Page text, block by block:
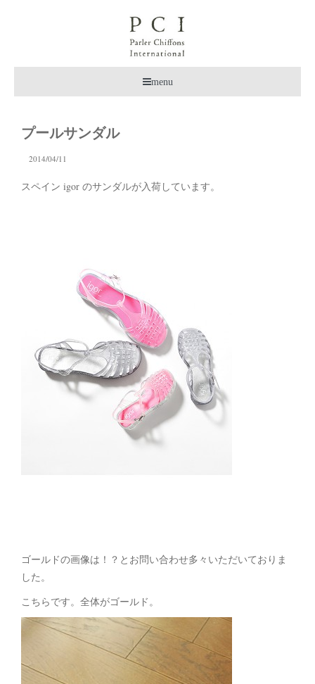
menu
プールサンダル
2014/04/11
スペイン igor のサンダルが入荷しています。
ゴールドの画像は！？とお問い合わせ多々いただいておりま
した。
こちらです。全体がゴールド。